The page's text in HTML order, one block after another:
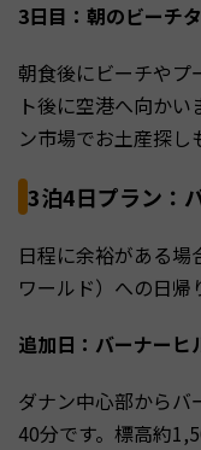
3日目：朝のビーチ
朝食後にビーチやプ
ト後に空港へ向か
ン市場でお土産探し
3泊4日プラン：
日程に余裕がある
ワールド）への日帰
追加日：バーナーヒ
ダナン中心部からバ
40分です。標高約